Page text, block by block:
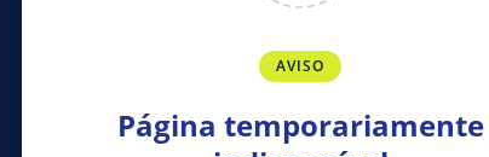
AVISO
Página temporariamente